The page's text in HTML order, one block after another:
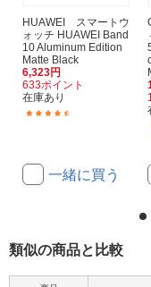
HUAWEI スマートウ
ォッチ HUAWEI Band
10 Aluminum Edition
Matte Black
6,323円
633ポイント
在庫あり
一緒に買う
類似の商品と比較